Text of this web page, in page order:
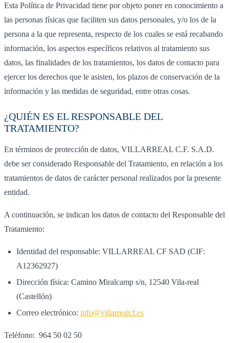
Esta Política de Privacidad tiene por objeto poner en conocimiento a
las personas físicas que faciliten sus datos personales, y/o los de la
persona a la que representa, respecto de los cuales se está recabando
información, los aspectos específicos relativos al tratamiento sus
datos, las finalidades de los tratamientos, los datos de contacto para
ejercer los derechos que le asisten, los plazos de conservación de la
información y las medidas de seguridad, entre otras cosas.
¿QUIÉN ES EL RESPONSABLE DEL
TRATAMIENTO?
En términos de protección de datos, VILLARREAL C.F. S.A.D.
debe ser considerado Responsable del Tratamiento, en relación a los
tratamientos de datos de carácter personal realizados por la presente
entidad.
A continuación, se indican los datos de contacto del Responsable del
Tratamiento:
Identidad del responsable: VILLARREAL CF SAD (CIF:
A12362927)
Dirección física: Camino Miralcamp s/n, 12540 Vila-real
(Castellón)
Correo electrónico: info@villarrealcf.es
Teléfono: 964 50 02 50